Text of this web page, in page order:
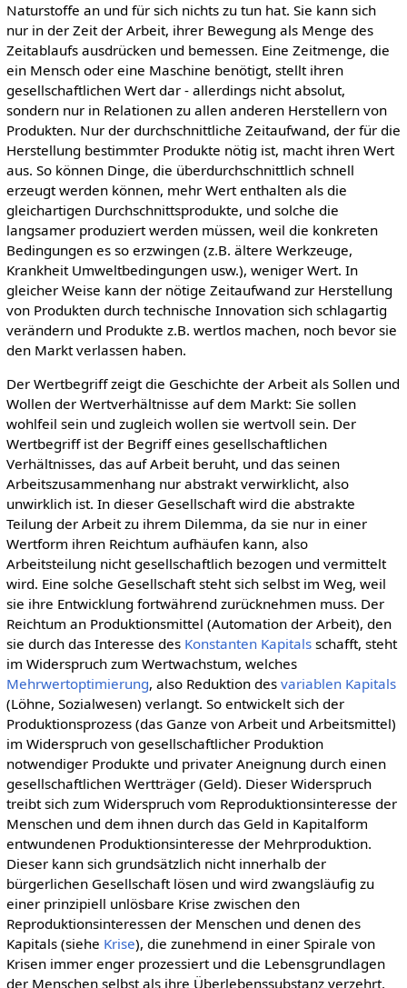
Naturstoffe an und für sich nichts zu tun hat. Sie kann sich
nur in der Zeit der Arbeit, ihrer Bewegung als Menge des
Zeitablaufs ausdrücken und bemessen. Eine Zeitmenge, die
ein Mensch oder eine Maschine benötigt, stellt ihren
gesellschaftlichen Wert dar - allerdings nicht absolut,
sondern nur in Relationen zu allen anderen Herstellern von
Produkten. Nur der durchschnittliche Zeitaufwand, der für die
Herstellung bestimmter Produkte nötig ist, macht ihren Wert
aus. So können Dinge, die überdurchschnittlich schnell
erzeugt werden können, mehr Wert enthalten als die
gleichartigen Durchschnittsprodukte, und solche die
langsamer produziert werden müssen, weil die konkreten
Bedingungen es so erzwingen (z.B. ältere Werkzeuge,
Krankheit Umweltbedingungen usw.), weniger Wert. In
gleicher Weise kann der nötige Zeitaufwand zur Herstellung
von Produkten durch technische Innovation sich schlagartig
verändern und Produkte z.B. wertlos machen, noch bevor sie
den Markt verlassen haben.
Der Wertbegriff zeigt die Geschichte der Arbeit als Sollen und
Wollen der Wertverhältnisse auf dem Markt: Sie sollen
wohlfeil sein und zugleich wollen sie wertvoll sein. Der
Wertbegriff ist der Begriff eines gesellschaftlichen
Verhältnisses, das auf Arbeit beruht, und das seinen
Arbeitszusammenhang nur abstrakt verwirklicht, also
unwirklich ist. In dieser Gesellschaft wird die abstrakte
Teilung der Arbeit zu ihrem Dilemma, da sie nur in einer
Wertform ihren Reichtum aufhäufen kann, also
Arbeitsteilung nicht gesellschaftlich bezogen und vermittelt
wird. Eine solche Gesellschaft steht sich selbst im Weg, weil
sie ihre Entwicklung fortwährend zurücknehmen muss. Der
Reichtum an Produktionsmittel (Automation der Arbeit), den
sie durch das Interesse des Konstanten Kapitalsschafft, steht
im Widerspruch zum Wertwachstum, welches
Mehrwertoptimierung, also Reduktion des variablen Kapitals
(Löhne, Sozialwesen) verlangt. So entwickelt sich der
Produktionsprozess (das Ganze von Arbeit und Arbeitsmittel)
im Widerspruch von gesellschaftlicher Produktion
notwendiger Produkte und privater Aneignung durch einen
gesellschaftlichen Wertträger (Geld). Dieser Widerspruch
treibt sich zum Widerspruch vom Reproduktionsinteresse der
Menschen und dem ihnen durch das Geld in Kapitalform
entwundenen Produktionsinteresse der Mehrproduktion.
Dieser kann sich grundsätzlich nicht innerhalb der
bürgerlichen Gesellschaft lösen und wird zwangsläufig zu
einer prinzipiell unlösbare Krise zwischen den
Reproduktionsinteressen der Menschen und denen des
Kapitals (siehe Krise), die zunehmend in einer Spirale von
Krisen immer enger prozessiert und die Lebensgrundlagen
der Menschen selbst als ihre Überlebenssubstanz verzehrt.